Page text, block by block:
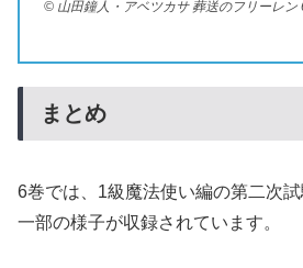
© 山田鐘人・アベツカサ 葬送のフリーレン
まとめ
6巻では、1級魔法使い編の第二次
一部の様子が収録されています。